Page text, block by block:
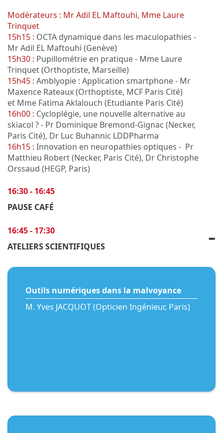
Modérateurs : Mr Adil EL Maftouhi, Mme Laure
Trinquet
15h15 : OCTA dynamique dans les maculopathies -
Mr Adil EL Maftouhi (Genève)
15h30 : Pupillométrie en pratique - Mme Laure
Trinquet (Orthoptiste, Marseille)
15h45 : Amblyopie : Application smartphone - Mr
Maxence Rateaux (Orthoptiste, MCF Paris Cité)
et Mme Fatima Aklalouch (Etudiante Paris Cité)
16h00 : Cycloplégie, une nouvelle alternative au
skiacol ? - Pr Dominique Bremond-Gignac (Necker,
Paris Cité), Dr Luc Buhannic LDDPharma
16h15 : Innovation en neuropathies optiques - Pr
Matthieu Robert (Necker, Paris Cité), Dr Christophe
Orssaud (HEGP, Paris)
16:30 - 16:45
PAUSE CAFÉ
16:45 - 17:30
ATELIERS SCIENTIFIQUES
Outils numériques dans la malvoyance
M. Yves JACQUOT (Opticien Ingénieur, Paris)